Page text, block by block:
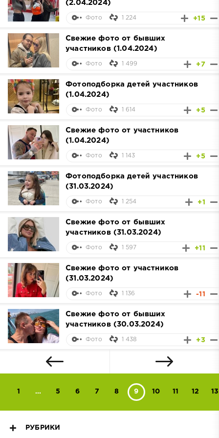
(2.04.2024)
+15
Фото 1 224
Свежие фото от бывших
участников (1.04.2024)
+7
Фото 1 499
Фотоподборка детей участников
(1.04.2024)
+5
Фото 1 614
Свежие фото от участников
(1.04.2024)
+5
Фото 1 143
Фотоподборка детей участников
(31.03.2024)
+1
Фото 1 254
Свежие фото от бывших
участников (31.03.2024)
+11
Фото 1 597
Свежие фото от участников
(31.03.2024)
-11
Фото 1 136
Свежие фото от бывших
участников (30.03.2024)
+3
Фото 1 438
1 ... 5 6 7 8 9 10 11 12 13
РУБРИКИ